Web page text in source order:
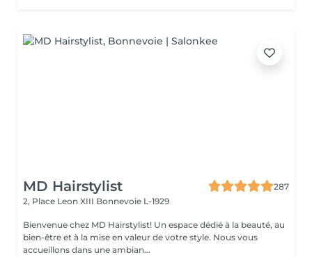
MD Hairstylist
287
2, Place Leon XIII Bonnevoie L-1929
Bienvenue chez MD Hairstylist! Un espace dédié à la beauté, au
bien-être et à la mise en valeur de votre style. Nous vous
accueillons dans une ambian...